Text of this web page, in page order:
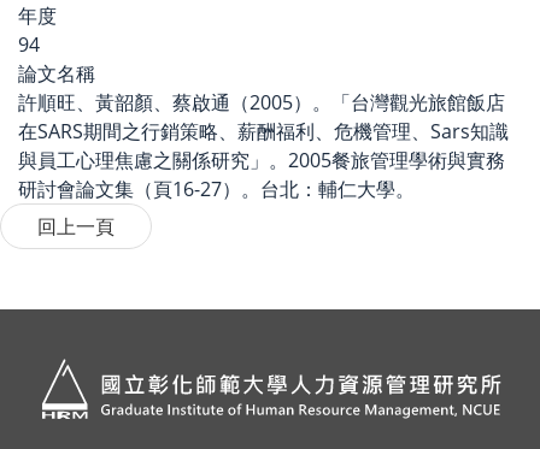
年度
94
論文名稱
許順旺、黃韶顏、蔡啟通（2005）。「台灣觀光旅館飯店
在SARS期間之行銷策略、薪酬福利、危機管理、Sars知識
與員工心理焦慮之關係研究」。2005餐旅管理學術與實務
研討會論文集（頁16-27）。台北：輔仁大學。